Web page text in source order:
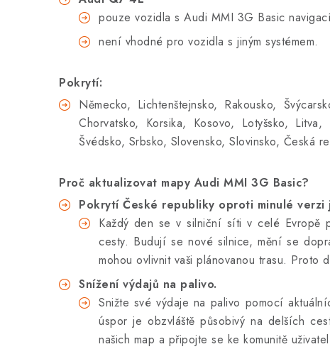
pouze vozidla s Audi MMI 3G Basic
není vhodné pro vozidla s jiným systémem.
Pokrytí:
Německo, Lichtenštejnsko, Rakousko,
Chorvatsko, Korsika, Kosovo, Lotyšsko,
Švédsko, Srbsko, Slovensko, Slovinsko, Česká
Proč aktualizovat mapy Audi MMI 3G Basic?
Pokrytí České republiky oproti minulé verzi
Každý den se v silniční síti v celé Evropě
cesty. Budují se nové silnice, mění se
mohou ovlivnit vaši plánovanou trasu. Proto
Snížení výdajů na palivo.
Snižte své výdaje na palivo pomocí
úspor je obzvláště působivý na delších
našich map a připojte se ke komunitě